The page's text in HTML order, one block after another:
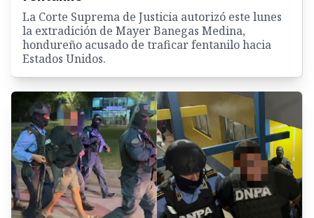
La Corte Suprema de Justicia autorizó este lunes
la extradición de Mayer Banegas Medina,
hondureño acusado de traficar fentanilo hacia
Estados Unidos.